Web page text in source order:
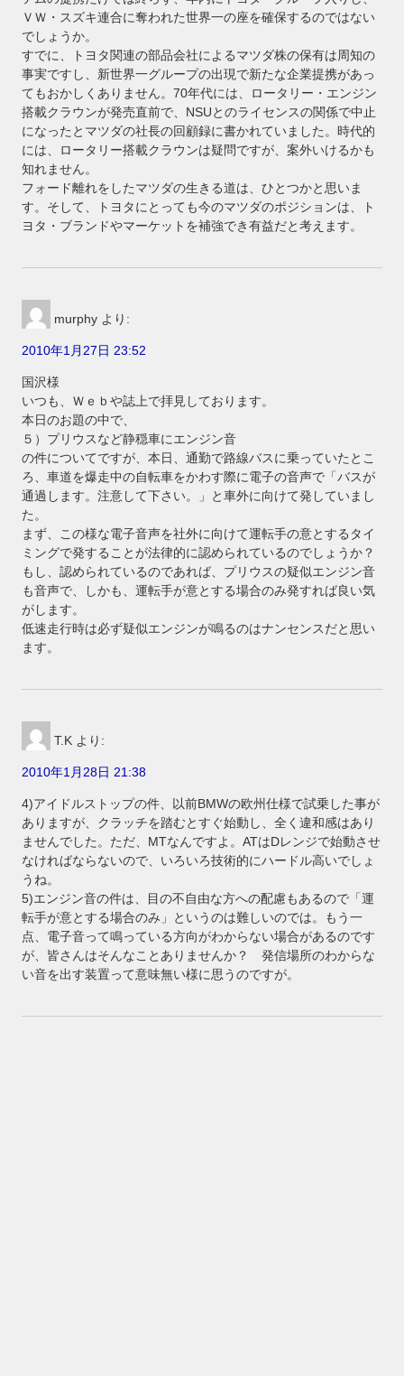
ＶＷ・スズキ連合に奪われた世界一の座を確保するのではない
でしょうか。
すでに、トヨタ関連の部品会社によるマツダ株の保有は周知の
事実ですし、新世界一グループの出現で新たな企業提携があっ
てもおかしくありません。70年代には、ロータリー・エンジン
搭載クラウンが発売直前で、NSUとのライセンスの関係で中止
になったとマツダの社長の回顧録に書かれていました。時代的
には、ロータリー搭載クラウンは疑問ですが、案外いけるかも
知れません。
フォード離れをしたマツダの生きる道は、ひとつかと思いま
す。そして、トヨタにとっても今のマツダのポジションは、ト
ヨタ・ブランドやマーケットを補強でき有益だと考えます。
murphy より:
2010年1月27日 23:52
国沢様
いつも、Ｗｅｂや誌上で拝見しております。
本日のお題の中で、
５）プリウスなど静穏車にエンジン音
の件についてですが、本日、通勤で路線バスに乗っていたとこ
ろ、車道を爆走中の自転車をかわす際に電子の音声で「バスが
通過します。注意して下さい。」と車外に向けて発していまし
た。
まず、この様な電子音声を社外に向けて運転手の意とするタイ
ミングで発することが法律的に認められているのでしょうか？
もし、認められているのであれば、プリウスの疑似エンジン音
も音声で、しかも、運転手が意とする場合のみ発すれば良い気
がします。
低速走行時は必ず疑似エンジンが鳴るのはナンセンスだと思い
ます。
T.K より:
2010年1月28日 21:38
4)アイドルストップの件、以前BMWの欧州仕様で試乗した事が
ありますが、クラッチを踏むとすぐ始動し、全く違和感はあり
ませんでした。ただ、MTなんですよ。ATはDレンジで始動させ
なければならないので、いろいろ技術的にハードル高いでしょ
うね。
5)エンジン音の件は、目の不自由な方への配慮もあるので「運
転手が意とする場合のみ」というのは難しいのでは。もう一
点、電子音って鳴っている方向がわからない場合があるのです
が、皆さんはそんなことありませんか？ 発信場所のわからな
い音を出す装置って意味無い様に思うのですが。